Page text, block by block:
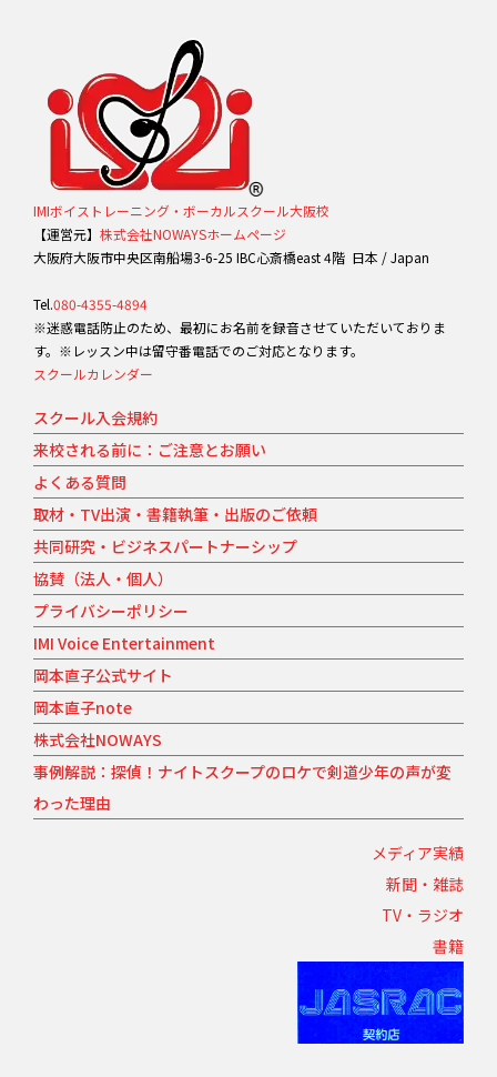
IMIボイストレーニング・ボーカルスクール大阪校
【運営元】 株式会社NOWAYSホームページ
大阪府大阪市中央区南船場3-6-25 IBC心斎橋east 4階 日本 / Japan
Tel.080-4355-4894
※迷惑電話防止のため、最初にお名前を録音させていただいておりま
す。※レッスン中は留守番電話でのご対応となります。
スクールカレンダー
スクール入会規約
来校される前に：ご注意とお願い
よくある質問
取材・TV出演・書籍執筆・出版のご依頼
共同研究・ビジネスパートナーシップ
協賛（法人・個人）
プライバシーポリシー
IMI Voice Entertainment
岡本直子公式サイト
岡本直子note
株式会社NOWAYS
事例解説：探偵！ナイトスクープのロケで剣道少年の声が変
わった理由
メディア実績
新聞・雑誌
TV・ラジオ
書籍